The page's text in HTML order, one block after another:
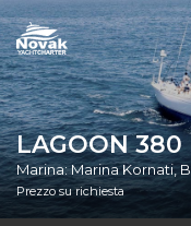
LAGOON 380
Marina: Marina Kornati,
Prezzo su richiesta